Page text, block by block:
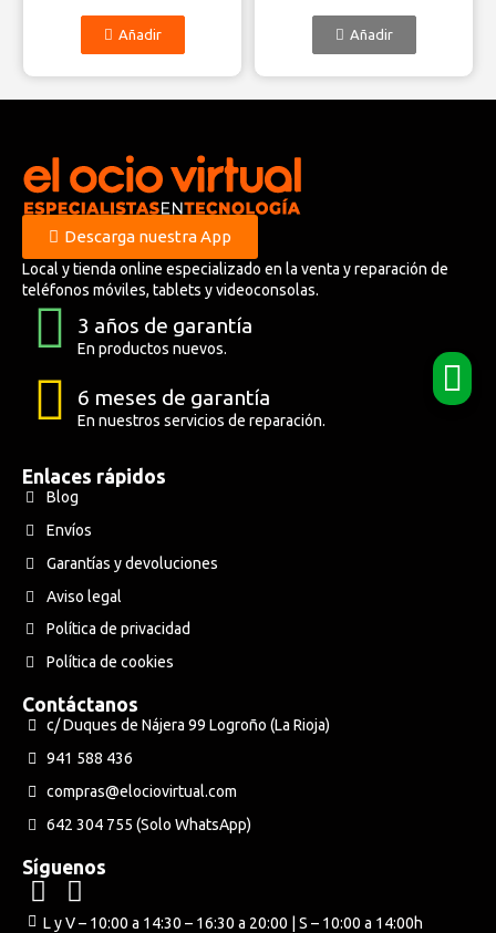
Añadir Añadir
Descarga nuestra App
Local y tienda online especializado en la venta y reparación de
teléfonos móviles, tablets y videoconsolas.
3 años de garantía
En productos nuevos.
6 meses de garantía
En nuestros servicios de reparación.
Enlaces rápidos
Blog
Envíos
Garantías y devoluciones
Aviso legal
Política de privacidad
Política de cookies
Contáctanos
c/ Duques de Nájera 99 Logroño (La Rioja)
941 588 436
compras@elociovirtual.com
642 304 755 (Solo WhatsApp)
Síguenos
L y V – 10:00 a 14:30 – 16:30 a 20:00 | S – 10:00 a 14:00h